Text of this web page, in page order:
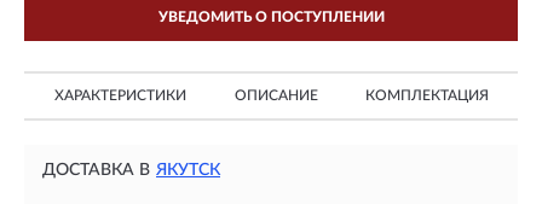
УВЕДОМИТЬ О ПОСТУПЛЕНИИ
ХАРАКТЕРИСТИКИ ОПИСАНИЕ КОМПЛЕКТАЦИЯ
ДОСТАВКА В ЯКУТСК